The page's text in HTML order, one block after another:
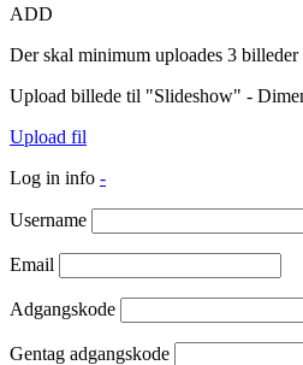
ADD
Der skal minimum uploades 3
Upload billede til "Slideshow" -
Upload fil
Log in info -
Username
Email
Adgangskode
Gentag adgangskode